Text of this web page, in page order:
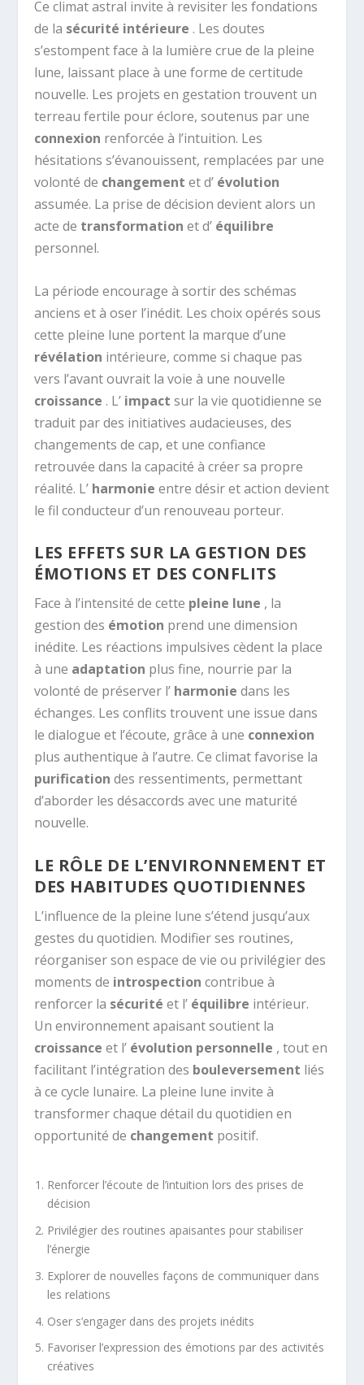
Ce climat astral invite à revisiter les fondations
de la sécurité intérieure . Les doutes
s’estompent face à la lumière crue de la pleine
lune, laissant place à une forme de certitude
nouvelle. Les projets en gestation trouvent un
terreau fertile pour éclore, soutenus par une
connexion renforcée à l’intuition. Les
hésitations s’évanouissent, remplacées par une
volonté de changementet d’ évolution
assumée. La prise de décision devient alors un
acte de transformationet d’ équilibre
personnel.
La période encourage à sortir des schémas
anciens et à oser l’inédit. Les choix opérés sous
cette pleine lune portent la marque d’une
révélation intérieure, comme si chaque pas
vers l’avant ouvrait la voie à une nouvelle
croissance . L’ impactsur la vie quotidienne se
traduit par des initiatives audacieuses, des
changements de cap, et une confiance
retrouvée dans la capacité à créer sa propre
réalité. L’ harmonieentre désir et action devient
le fil conducteur d’un renouveau porteur.
LES EFFETS SUR LA GESTION DES
ÉMOTIONS ET DES CONFLITS
Face à l’intensité de cette pleine lune , la
gestion des émotion prend une dimension
inédite. Les réactions impulsives cèdent la place
à une adaptation plus fine, nourrie par la
volonté de préserver l’ harmoniedans les
échanges. Les conflits trouvent une issue dans
le dialogue et l’écoute, grâce à une connexion
plus authentique à l’autre. Ce climat favorise la
purificationdes ressentiments, permettant
d’aborder les désaccords avec une maturité
nouvelle.
LE RÔLE DE L’ENVIRONNEMENT ET
DES HABITUDES QUOTIDIENNES
L’influence de la pleine lune s’étend jusqu’aux
gestes du quotidien. Modifier ses routines,
réorganiser son espace de vie ou privilégier des
moments de introspectioncontribue à
renforcer la sécuritéet l’ équilibre intérieur.
Un environnement apaisant soutient la
croissanceet l’ évolution personnelle , tout en
facilitant l’intégration des bouleversement liés
à ce cycle lunaire. La pleine lune invite à
transformer chaque détail du quotidien en
opportunité de changement positif.
Renforcer l’écoute de l’intuition lors des prises de
décision
Privilégier des routines apaisantes pour stabiliser
l’énergie
Explorer de nouvelles façons de communiquer dans
les relations
Oser s’engager dans des projets inédits
Favoriser l’expression des émotions par des activités
créatives